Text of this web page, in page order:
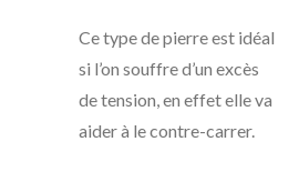
Ce type de pierre est idéal
si l’on souffre d’un excès
de tension, en effet elle va
aider à le contre-carrer.